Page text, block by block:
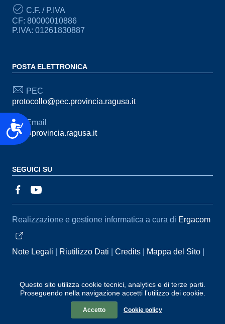
Accessibilità
Questo sito utilizza cookie tecnici, analytics e di terze parti.
Proseguendo nella navigazione accetti l’utilizzo dei cookie.
Accetto Cookie policy
C.F. / P.IVA
CF: 80000010886
P.IVA: 01261830887
POSTA ELETTRONICA
PEC
protocollo@pec.provincia.ragusa.it
Email
urp@provincia.ragusa.it
SEGUICI SU
Sezione Link Utili
Realizzazione e gestione informatica a cura di Ergacom
Note Legali Riutilizzo Dati Credits
Mappa del Sito
Segnalazioni
Statistiche accessi
Dichiarazione di
Accessibilità